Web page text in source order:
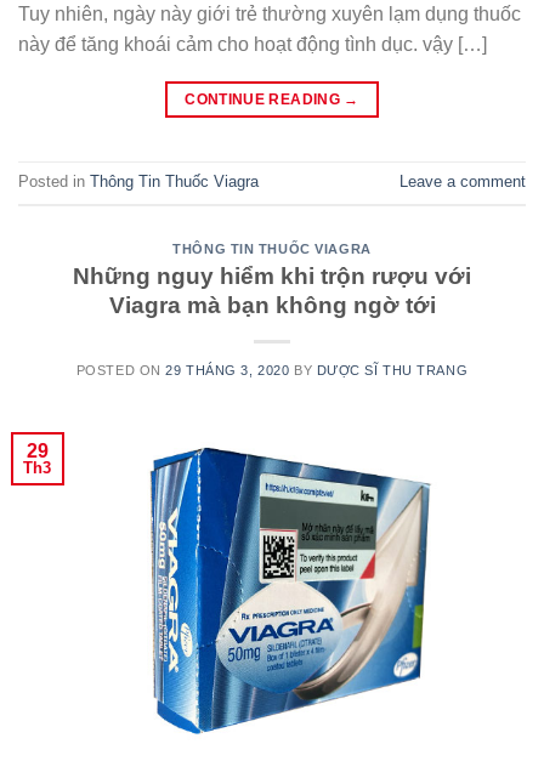
Tuy nhiên, ngày này giới trẻ thường xuyên lạm dụng thuốc
này để tăng khoái cảm cho hoạt động tình dục. vậy […]
CONTINUE READING →
Posted in Thông Tin Thuốc Viagra Leave a comment
THÔNG TIN THUỐC VIAGRA
Những nguy hiểm khi trộn rượu với
Viagra mà bạn không ngờ tới
POSTED ON29 THÁNG 3, 2020 BY DƯỢC SĨ THU TRANG
29
Th3